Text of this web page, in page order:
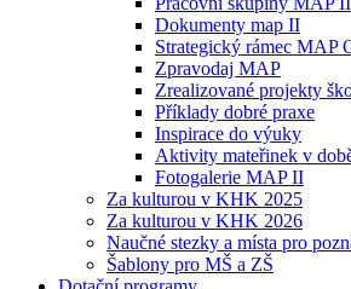
Dokumenty map II
Strategický rámec MAP
Zpravodaj MAP
Zrealizované projekty
Příklady dobré praxe
Inspirace do výuky
Aktivity mateřinek v
Fotogalerie MAP II
Za kulturou v KHK 2025
Za kulturou v KHK 2026
Naučné stezky a místa pro
Šablony pro MŠ a ZŠ